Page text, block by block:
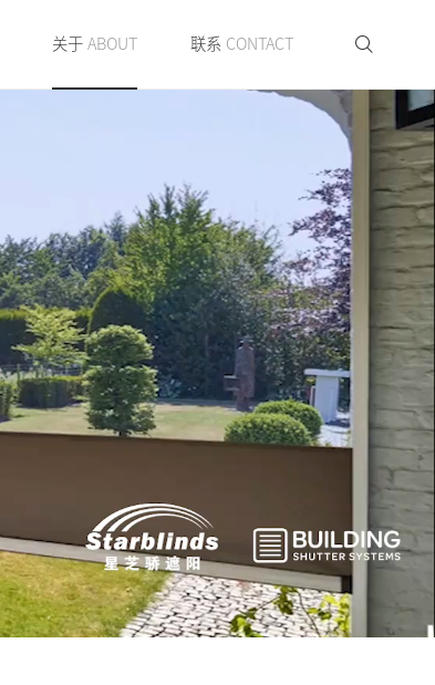

关于 ABOUT 联系 CONTACT